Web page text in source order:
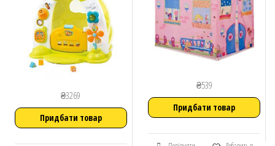
₴3269
Придбати товар
₴539
Придбати товар